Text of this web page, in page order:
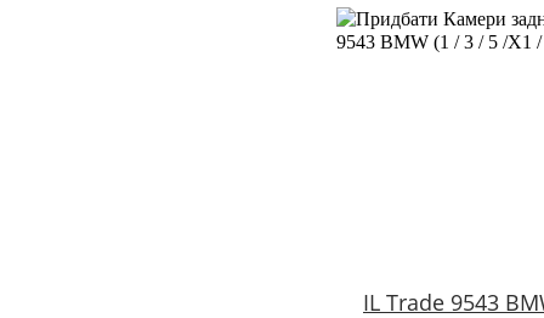
IL Trade 9543